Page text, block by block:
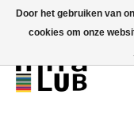
Minder stilstand, meer
Door het gebruiken van
cookies om onze